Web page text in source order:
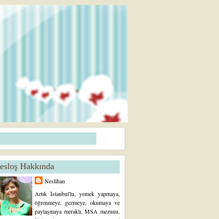
Hakkında
Neslihan
Artık İstanbul'lu, yemek yapmaya,
öğrenmeye, gezmeye, okumaya ve
paylaşmaya meraklı, MSA mezunu,